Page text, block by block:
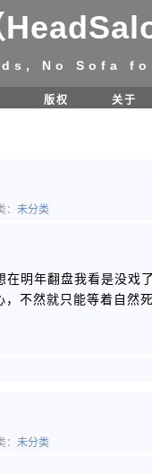
No Sofa
版权 关于
： 未分类
在明年翻盘我看是没戏
不然就只能等着自然
： 未分类